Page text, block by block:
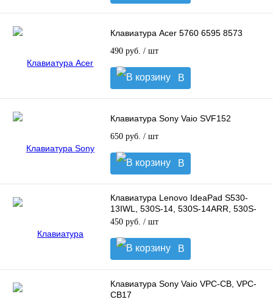
корзину
Клавиатура Acer 5760 6595 8573
490 руб. / шт
В
корзину
Клавиатура Sony Vaio SVF152
650 руб. / шт
В
корзину
Клавиатура Lenovo IdeaPad S530-
13IWL, 530S-14, 530S-14ARR, 530S-
14IKB, 530S-15IKB
450 руб. / шт
В
корзину
Клавиатура Sony Vaio VPC-CB, VPC-
CB17